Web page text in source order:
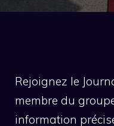
Rejoignez le
membre du
information